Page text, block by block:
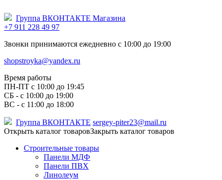
Группа ВКОНТАКТЕ Магазина
+7 911 228 49 97
Звонки принимаются ежедневно с 10:00 до 19:00
shopstroyka@yandex.ru
Время работы
ПН-ПТ c 10:00 до 19:45
СБ - с 10:00 до 19:00
ВС - с 11:00 до 18:00
Группа ВКОНТАКТЕ sergey-piter23@mail.ru
Открыть каталог товаровЗакрыть каталог товаров
Строительные товары
Панели МДФ
Панели ПВХ
Линолеум